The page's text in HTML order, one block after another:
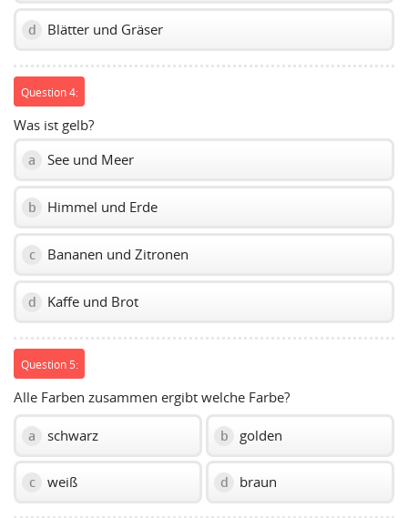
d Blätter und Gräser
Question 4:
Was ist gelb?
a See und Meer
b Himmel und Erde
c Bananen und Zitronen
d Kaffe und Brot
Question 5:
Alle Farben zusammen ergibt welche Farbe?
a schwarz b golden
c weiß d braun